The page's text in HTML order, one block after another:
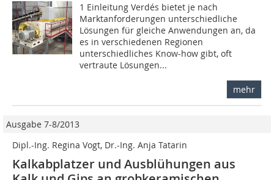
1 Einleitung Verdés bietet je nach
Marktanforderungen unterschiedliche
Lösungen für gleiche Anwendungen an, da
es in verschiedenen Regionen
unterschiedliches Know-how gibt, oft
vertraute Lösungen...
mehr
Ausgabe 7-8/2013
Dipl.-Ing. Regina Vogt, Dr.-Ing. Anja Tatarin
Kalkabplatzer und Ausblühungen aus